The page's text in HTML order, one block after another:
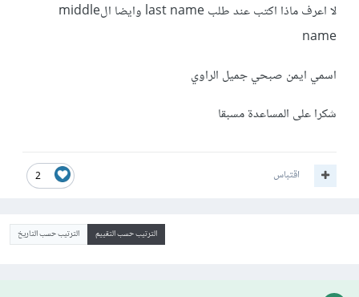
لا اعرف ماذا اكتب عند طلب last name وايضا الmiddle
name
اسمي ايمن صبحي جميل الراوي
شكرا على المساعدة مسبقا
2 اقتباس
الترتيب حسب التقييم الترتيب حسب التاريخ